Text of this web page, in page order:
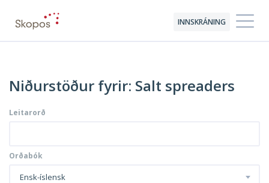
INNSKRÁNING
Niðurstöður fyrir: Salt spreaders
Leitarorð
Orðabók
Ensk-íslensk